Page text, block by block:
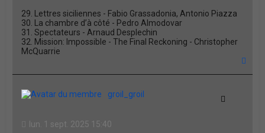
29. Lettres siciliennes - Fabio Grassadonia, Antonio Piazza
30. La chambre d’à côté - Pedro Almodovar
31. Spectateurs - Arnaud Desplechin
32. Mission: Impossible - The Final Reckoning - Christopher
McQuarrie
groil_groil
lun. 1 sept. 2025 15:40